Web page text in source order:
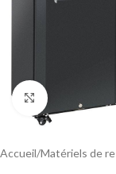
Click to
Accueil Matériels de